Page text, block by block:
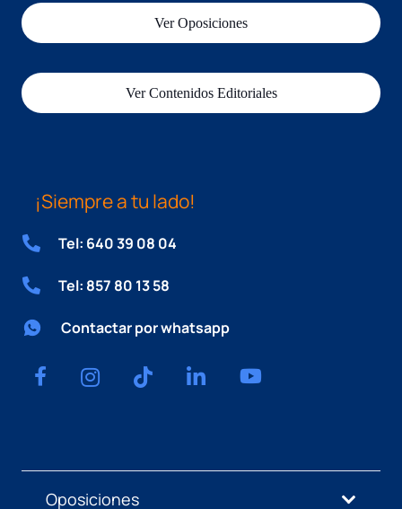
Ver Oposiciones
Ver Contenidos Editoriales
¡Siempre a tu lado!
Tel: 640 39 08 04
Tel: 857 80 13 58
Contactar por whatsapp
Oposiciones